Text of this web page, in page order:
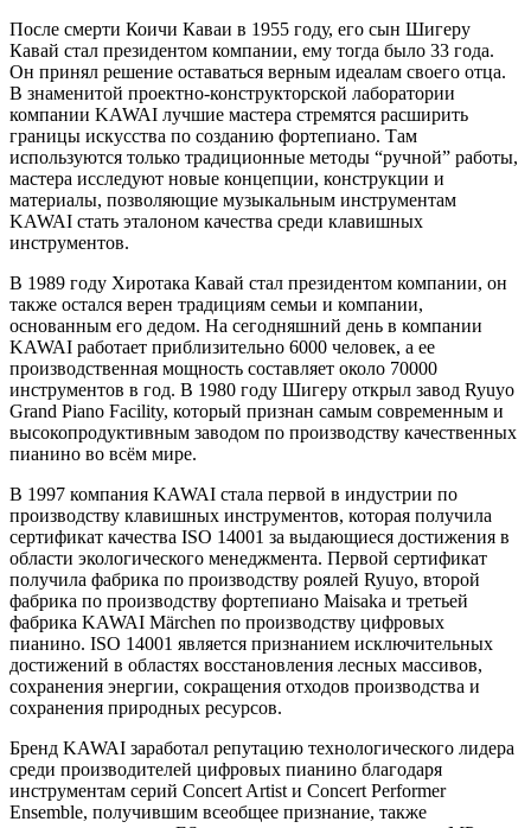
После смерти Коичи Каваи в 1955 году, его сын Шигеру
Кавай стал президентом компании, ему тогда было 33 года.
Он принял решение оставаться верным идеалам своего отца.
В знаменитой проектно-конструкторской лаборатории
компании KAWAI лучшие мастера стремятся расширить
границы искусства по созданию фортепиано. Там
используются только традиционные методы “ручной” работы,
мастера исследуют новые концепции, конструкции и
материалы, позволяющие музыкальным инструментам
KAWAI стать эталоном качества среди клавишных
инструментов.
В 1989 году Хиротака Кавай стал президентом компании, он
также остался верен традициям семьи и компании,
основанным его дедом. На сегодняшний день в компании
KAWAI работает приблизительно 6000 человек, а ее
производственная мощность составляет около 70000
инструментов в год. В 1980 году Шигеру открыл завод Ryuyo
Grand Piano Facility, который признан самым современным и
высокопродуктивным заводом по производству качественных
пианино во всём мире.
В 1997 компания KAWAI стала первой в индустрии по
производству клавишных инструментов, которая получила
сертификат качества ISO 14001 за выдающиеся достижения в
области экологического менеджмента. Первой сертификат
получила фабрика по производству роялей Ryuyo, второй
фабрика по производству фортепиано Maisaka и третьей
фабрика KAWAI Märchen по производству цифровых
пианино. ISO 14001 является признанием исключительных
достижений в областях восстановления лесных массивов,
сохранения энергии, сокращения отходов производства и
сохранения природных ресурсов.
Бренд KAWAI заработал репутацию технологического лидера
среди производителей цифровых пианино благодаря
инструментам серий Concert Artist и Concert Performer
Ensemble, получившим всеобщее признание, также